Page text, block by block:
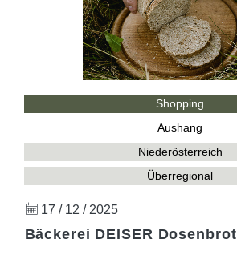
Shopping
Aushang
Niederösterreich
Überregional
17 / 12 / 2025
Bäckerei DEISER Dosenbrot